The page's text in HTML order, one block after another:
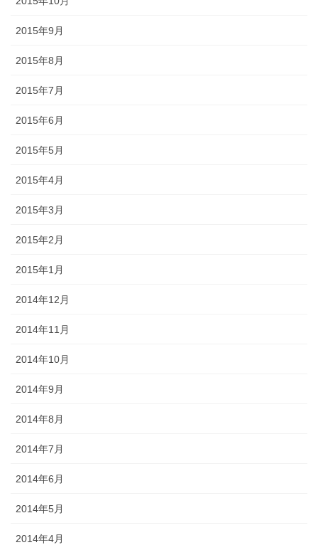
2015年9月
2015年8月
2015年7月
2015年6月
2015年5月
2015年4月
2015年3月
2015年2月
2015年1月
2014年12月
2014年11月
2014年10月
2014年9月
2014年8月
2014年7月
2014年6月
2014年5月
2014年4月